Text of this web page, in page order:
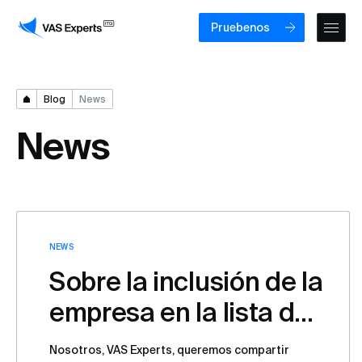
Pruebenos
Blog News
News
NEWS
Sobre la inclusión de la
empresa en la lista de
sanciones de la UE
Nosotros, VAS Experts, queremos compartir